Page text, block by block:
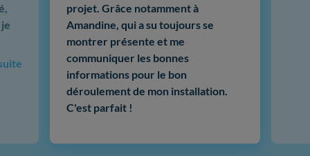
projet. Grâce notamment à
Amandine, qui a su toujours se
montrer présente et me
communiquer les bonnes
informations pour le bon
déroulement de mon installation.
C'est parfait !